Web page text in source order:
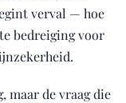
verval — hoe
bedreiging voor
maar de vraag die